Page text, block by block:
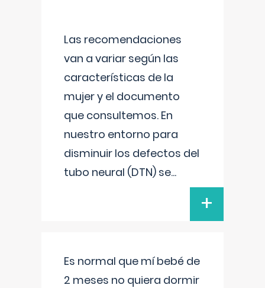
Las recomendaciones
van a variar según las
características de la
mujer y el documento
que consultemos. En
nuestro entorno para
disminuir los defectos del
tubo neural (DTN) se...
+
Es normal que mí bebé de
2 meses no quiera dormir